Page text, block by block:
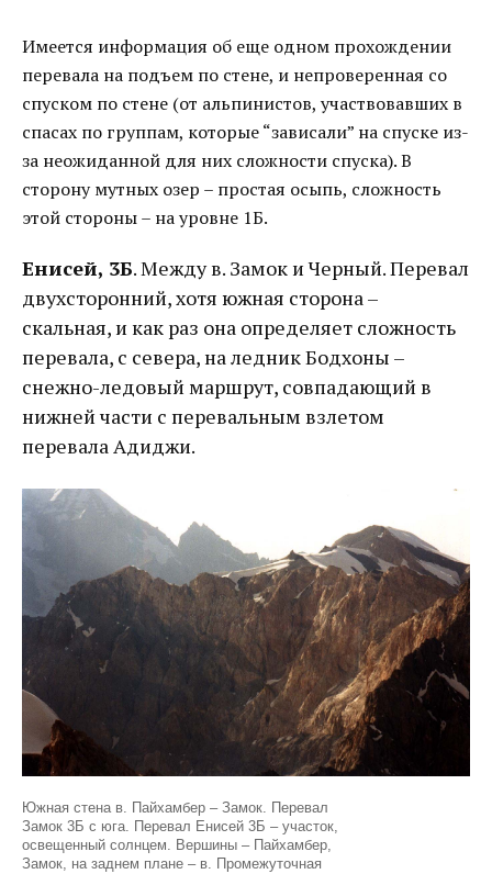
Имеется информация об еще одном прохождении
перевала на подъем по стене, и непроверенная со
спуском по стене (от альпинистов, участвовавших в
спасах по группам, которые “зависали” на спуске из-
за неожиданной для них сложности спуска). В
сторону мутных озер – простая осыпь, сложность
этой стороны – на уровне 1Б.
Енисей, 3Б. Между в. Замок и Черный. Перевал
двухсторонний, хотя южная сторона –
скальная, и как раз она определяет сложность
перевала, с севера, на ледник Бодхоны –
снежно-ледовый маршрут, совпадающий в
нижней части с перевальным взлетом
перевала Адиджи.
Южная стена в. Пайхамбер – Замок. Перевал
Замок 3Б с юга. Перевал Енисей 3Б – участок,
освещенный солнцем. Вершины – Пайхамбер,
Замок, на заднем плане – в. Промежуточная